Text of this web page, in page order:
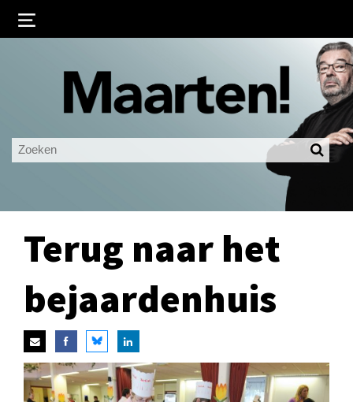
Ingelogd blijven
LOGIN
Terug naar het
bejaardenhuis